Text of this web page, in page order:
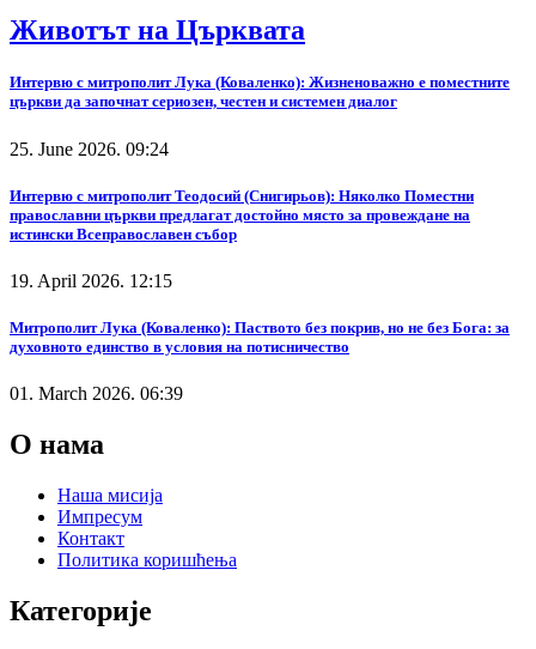
Животът на Църквата
Интервю с митрополит Лука (Коваленко): Жизненоважно е поместните
църкви да започнат сериозен, честен и системен диалог
25. June 2026. 09:24
Интервю с митрополит Теодосий (Снигирьов): Няколко Поместни
православни църкви предлагат достойно място за провеждане на
истински Всеправославен събор
19. April 2026. 12:15
Митрополит Лука (Коваленко): Паството без покрив, но не без Бога: за
духовното единство в условия на потисничество
01. March 2026. 06:39
О нама
Наша мисија
Импресум
Контакт
Политика коришћења
Категорије